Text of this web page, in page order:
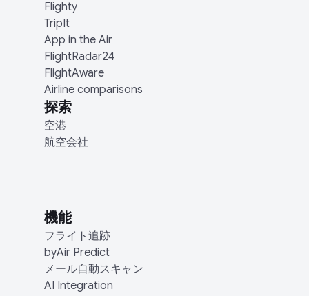
Flighty
TripIt
App in the Air
FlightRadar24
FlightAware
Airline comparisons
探索
空港
航空会社
機能
フライト追跡
byAir Predict
メール自動スキャン
AI Integration